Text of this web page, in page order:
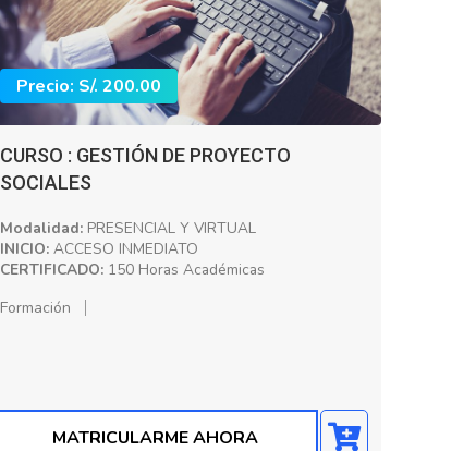
Precio: S/. 200.00
CURSO : GESTIÓN DE PROYECTO
SOCIALES
Modalidad: PRESENCIAL Y VIRTUAL
INICIO: ACCESO INMEDIATO
CERTIFICADO: 150 Horas Académicas
Formación
MATRICULARME AHORA